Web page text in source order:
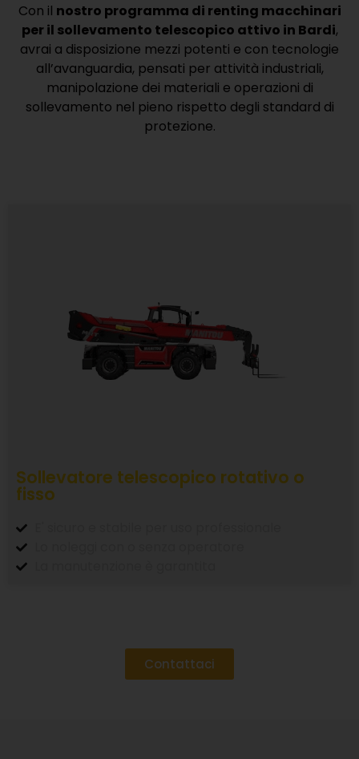
Con il nostro programma di renting macchinari
per il sollevamento telescopico attivo in Bardi,
avrai a disposizione mezzi potenti e con tecnologie
all’avanguardia, pensati per attività industriali,
manipolazione dei materiali e operazioni di
sollevamento nel pieno rispetto degli standard di
protezione.
Sollevatore telescopico rotativo o
fisso
Contattaci